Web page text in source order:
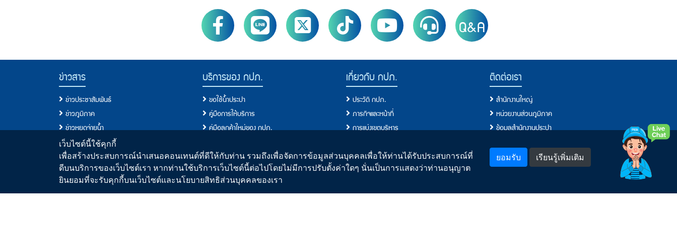
Q&A
PWA Footer Link
ข่าวสาร
ข่าวประชาสัมพันธ์
ข่าวภูมิภาค
ข่าวหยุดจ่ายน้ำ
ข่าวสมัครงาน
ข่าวประกวดราคา/จัดซื้อจัดจ้าง
วารสารน้ำ
สื่อประชาสัมพันธ์
บริการของ กปภ.
ขอใช้น้ำประปา
คู่มือการให้บริการ
คู่มือลูกค้าใหม่ของ กปภ.
เงื่อนไขการใช้น้ำ
ขอติดตั้งประปาใหม่
คู่มือการปฏิบัติ/มาตรฐานการปฏิบัติงาน
คู่มือบริการประชาชน/ขั้นตอนการให้บริการ
เกี่ยวกับ กปภ.
ประวัติ กปภ.
ภารกิจและหน้าที่
การแบ่งเขตบริหาร
คณะกรรมการ
คณะผู้บริหาร
รายงานประจำปี
ติดต่อเรา
สำนักงานใหญ่
หน่วยงานส่วนภูมิภาค
ข้อมูลสำนักงานประปา
แจ้งเรื่องร้องเรียน/แสดงความคิดเห็น
พบเห็นการทุจริตหรือประพฤติมิชอบแจ้งที่นี่
ช่องทางอิเล็กทรอนิกส์สำหรับติดต่อ กปภ.
เว็บไซต์นี้ใช้คุกกี้
เพื่อสร้างประสบการณ์นำเสนอคอนเทนต์ที่ดีให้กับท่าน รวมถึงเพื่อจัดการข้อมูลส่วนบุคคลเพื่อให้ท่านได้รับประสบการณ์ที่
ดีบนบริการของเว็บไซต์เรา หากท่านใช้บริการเว็บไซต์นี้ต่อไปโดยไม่มีการปรับตั้งค่าใดๆ นั่นเป็นการแสดงว่าท่านอนุญาต
ยินยอมที่จะรับคุกกี้บนเว็บไซต์และนโยบายสิทธิส่วนบุคคลของเรา
ยอมรับ เรียนรู้เพิ่มเติม